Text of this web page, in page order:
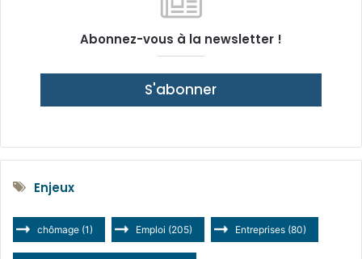
Abonnez-vous à la newsletter !
S'abonner
Enjeux
chômage (1) Emploi (205) Entreprises (80)